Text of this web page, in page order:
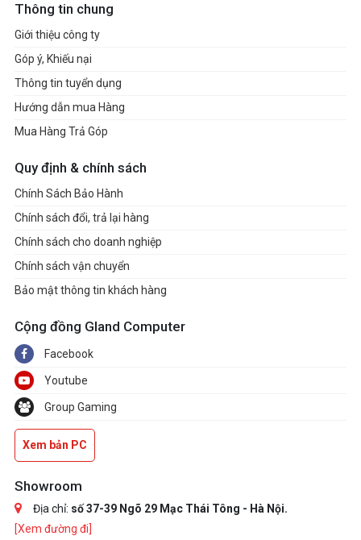
PPTP
Nâng cấp firmware OTA
IPTV
DHCP
DDNS
Management
Thông tin chung
Giới thiệu công ty
Góp ý, Khiếu nại
Thông tin tuyển dụng
Hướng dẫn mua Hàng
Mua Hàng Trả Góp
Quy định & chính sách
Chính Sách Bảo Hành
Chính sách đổi, trả lại hàng
Chính sách cho doanh nghiệp
Chính sách vận chuyển
Bảo mật thông tin khách hàng
Cộng đồng Gland Computer
Facebook
Youtube
Group Gaming
Xem bản PC
Showroom
Địa chỉ: số 37-39 Ngõ 29 Mạc Thái Tông - Hà Nội.
[Xem đường đi]